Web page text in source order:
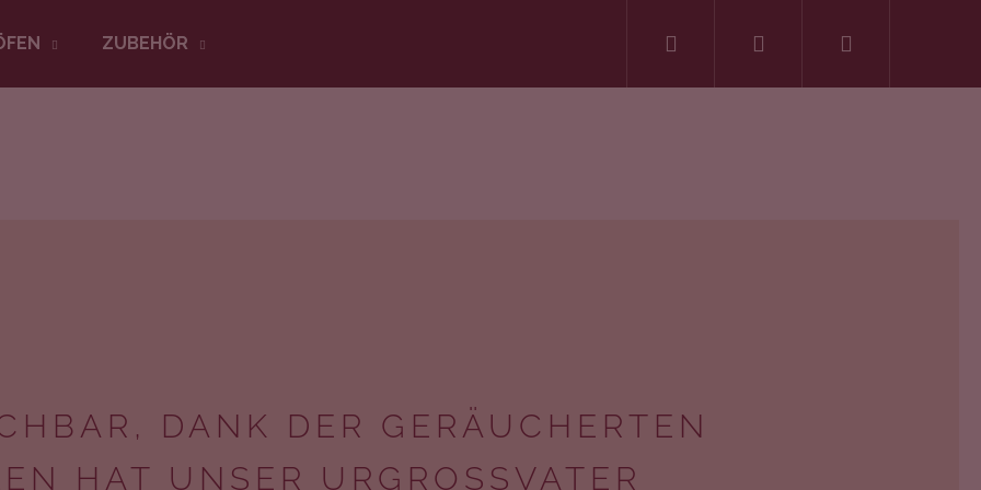
ZUBEHÖR
DANK DER GERÄUCHERTEN
HAT UNSER URGROSSVATER